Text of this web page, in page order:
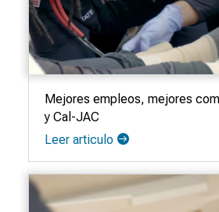
Mejores empleos, mejores
y Cal-JAC
Leer articulo